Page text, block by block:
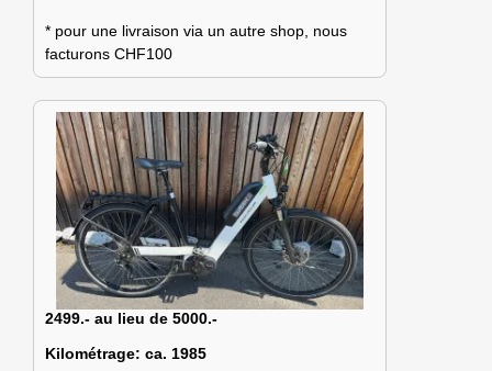
* pour une livraison via un autre shop, nous
facturons CHF100
2499.- au lieu de 5000.-
Kilométrage: ca. 1985